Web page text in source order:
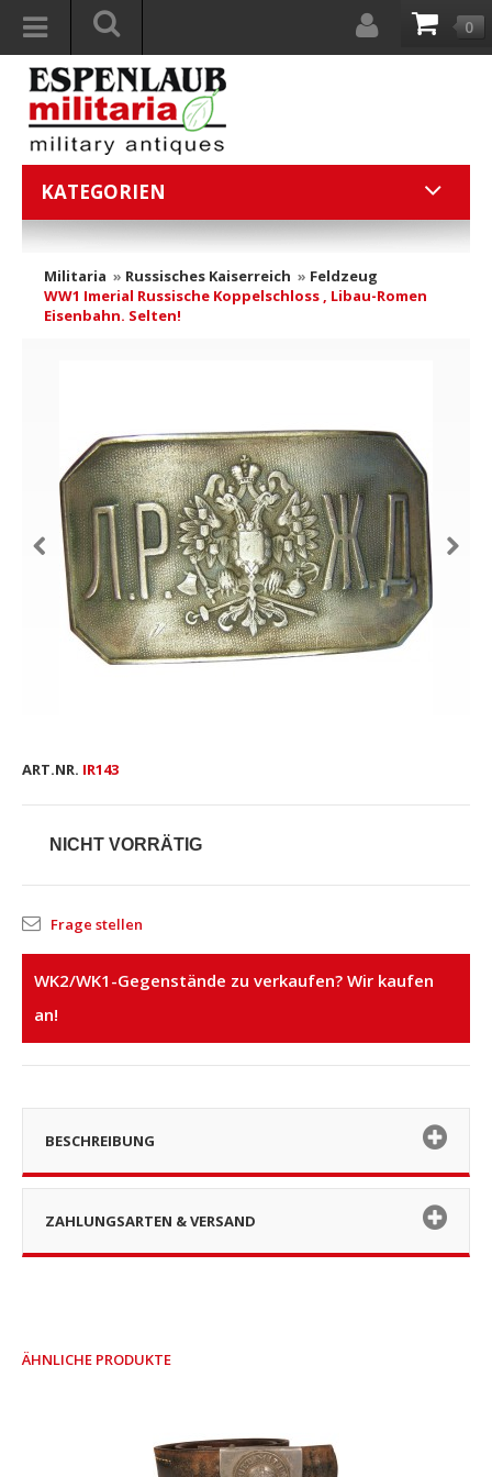
0
KATEGORIEN
Militaria » Russisches Kaiserreich » Feldzeug
WW1 Imerial Russische Koppelschloss , Libau-Romen
Eisenbahn. Selten!
ART.NR. IR143
NICHT VORRÄTIG
Frage stellen
WK2/WK1-Gegenstände zu verkaufen? Wir kaufen
an!
BESCHREIBUNG
ZAHLUNGSARTEN & VERSAND
ÄHNLICHE PRODUKTE